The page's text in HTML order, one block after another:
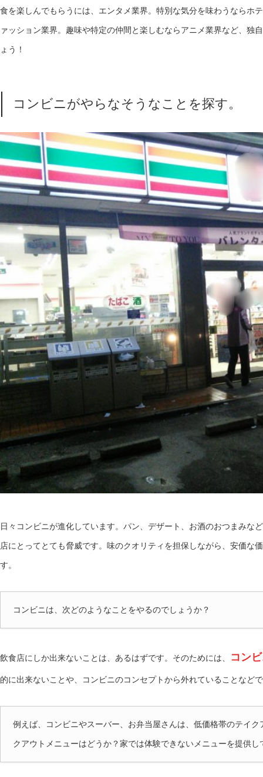
食を楽しんでもらうには、エンタメ業界。特別な気分を味わうならホ
ァッション業界。趣味や特定の仲間と楽しむならアニメ業界など、独
ょう！
コンビニがやらなそうなことを探す。
日々コンビニが進化しています。パン、デザート、お酒のおつまみな
店にとってとても脅威です。味のクオリティを担保しながら、安価な
す。
コンビニは、次どのようなことをやるのでしょうか？
飲食店にしか出来ないことは、あるはずです。そのためには、 コン
的に出来ないことや、コンビニのコンセプトから外れていることなど
例えば、コンビニやスーバー、お弁当屋さんは、低価格帯のテイ
クアウトメニューはどうか？家では体験できないメニューを提供